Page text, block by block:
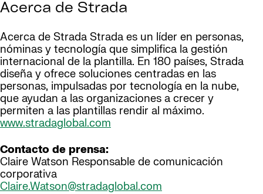
Acerca de Strada
Acerca de Strada Strada es un líder en personas,
nóminas y tecnología que simplifica la gestión
internacional de la plantilla. En 180 países, Strada
diseña y ofrece soluciones centradas en las
personas, impulsadas por tecnología en la nube,
que ayudan a las organizaciones a crecer y
permiten a las plantillas rendir al máximo.
www.stradaglobal.com
Contacto de prensa:
Claire Watson Responsable de comunicación
corporativa
Claire.Watson@stradaglobal.com